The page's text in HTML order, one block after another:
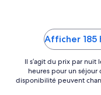
Afficher 185
Il s’agit du prix par nuit
heures pour un séjour
disponibilité peuvent